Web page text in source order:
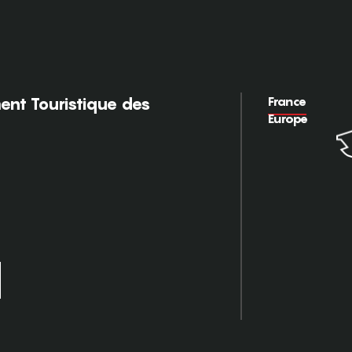
Touristique des
France
Europe